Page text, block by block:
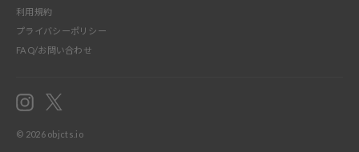
利用規約
プライバシーポリシー
FAQ/お問い合わせ
Instagram
© 2026 objcts.io